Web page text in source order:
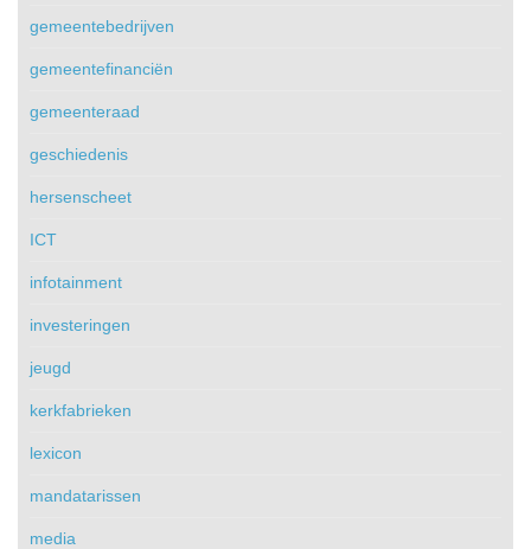
gemeentebedrijven
gemeentefinanciën
gemeenteraad
geschiedenis
hersenscheet
ICT
infotainment
investeringen
jeugd
kerkfabrieken
lexicon
mandatarissen
media